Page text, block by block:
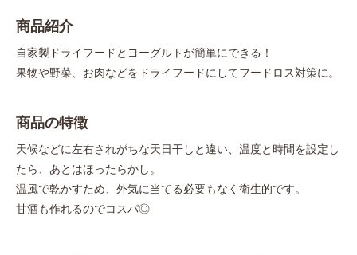
商品紹介
自家製ドライフードとヨーグルトが簡単にできる！
果物や野菜、お肉などをドライフードにしてフードロス対策に。
商品の特徴
天候などに左右されがちな天日干しと違い、温度と時間を設定し
たら、あとはほったらかし。
温風で乾かすため、外気に当てる必要もなく衛生的です。
甘酒も作れるのでコスパ◎